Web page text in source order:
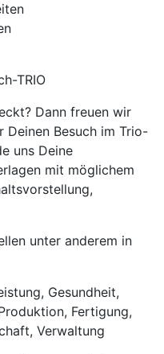
TRIO
Dann freuen wir
Deinen Besuch im Trio-
uns Deine
mit möglichem
unter anderem in
Gesundheit,
Fertigung,
Verwaltung